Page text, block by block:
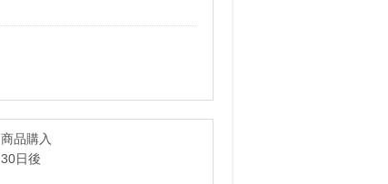
商品購入
30日後